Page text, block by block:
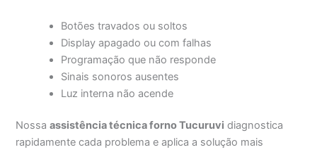
Botões travados ou soltos
Display apagado ou com falhas
Programação que não responde
Sinais sonoros ausentes
Luz interna não acende
Nossaassistência técnica forno Tucuruvi diagnostica
rapidamente cada problema e aplica a solução mais